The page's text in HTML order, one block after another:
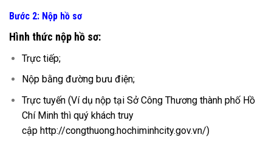
Bước 2: Nộp hồ sơ
Hình thức nộp hồ sơ:
Trực tiếp;
Nộp bằng đường bưu điện;
Trực tuyến (Ví dụ nộp tại Sở Công Thương thành phố Hồ
Chí Minh thì quý khách truy
cập http://congthuong.hochiminhcity.gov.vn/)